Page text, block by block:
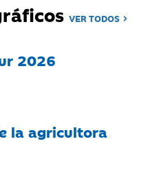
VER TODOS
2026
la agricultora